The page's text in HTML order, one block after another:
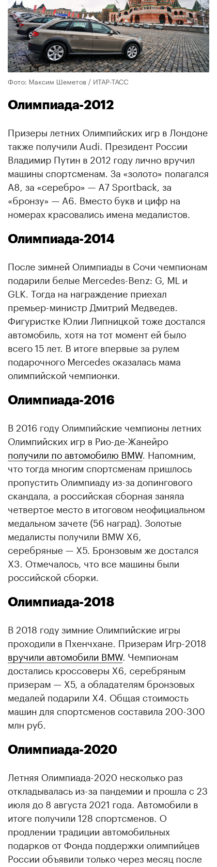
Фото: Максим Шеметов / ИТАР-ТАСС
Олимпиада-2012
Призеры летних Олимпийских игр в Лондоне
также получили Audi. Президент России
Владимир Путин в 2012 году лично вручил
машины спортсменам. За «золото» полагался
А8, за «серебро» — А7 Sportback, за
«бронзу» — A6. Вместо букв и цифр на
номерах красовались имена медалистов.
Олимпиада-2014
После зимней Олимпиады в Сочи чемпионам
подарили белые Mercedes-Benz: G, ML и
GLK. Тогда на награждение приехал
премьер-министр Дмитрий Медведев.
Фигуристке Юлии Липницкой тоже достался
автомобиль, хотя на тот момент ей было
всего 15 лет. В итоге впервые за рулем
подарочного Mercedes оказалась мама
олимпийской чемпионки.
Олимпиада-2016
В 2016 году Олимпийские чемпионы летних
Олимпийских игр в Рио-де-Жанейро
получили по автомобилю BMW. Напомним,
что тогда многим спортсменам пришлось
пропустить Олимпиаду из-за допингового
скандала, а российская сборная заняла
четвертое место в итоговом неофициальном
медальном зачете (56 наград). Золотые
медалисты получили BMW X6,
серебряные — X5. Бронзовым же достался
X3. Отмечалось, что все машины были
российской сборки.
Олимпиада-2018
В 2018 году зимние Олимпийские игры
проходили в Пхенчхане. Призерам Игр-2018
вручили автомобили BMW. Чемпионам
достались кроссоверы X6, серебряным
призерам — X5, а обладателям бронзовых
медалей подарили X4. Общая стоимость
машин для спортсменов составила 200-300
млн руб.
Олимпиада-2020
Летняя Олимпиада-2020 несколько раз
откладывалась из-за пандемии и прошла с 23
июля до 8 августа 2021 года. Автомобили в
итоге получили 128 спортсменов. О
продлении традиции автомобильных
подарков от Фонда поддержки олимпийцев
России объявили только через месяц после